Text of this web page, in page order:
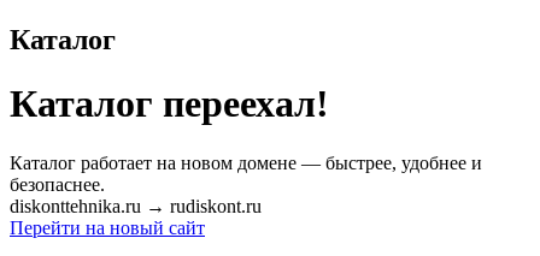
Каталог
Каталог переехал!
Каталог работает на новом домене — быстрее, удобнее и
безопаснее.
diskonttehnika.ru → rudiskont.ru
Перейти на новый сайт